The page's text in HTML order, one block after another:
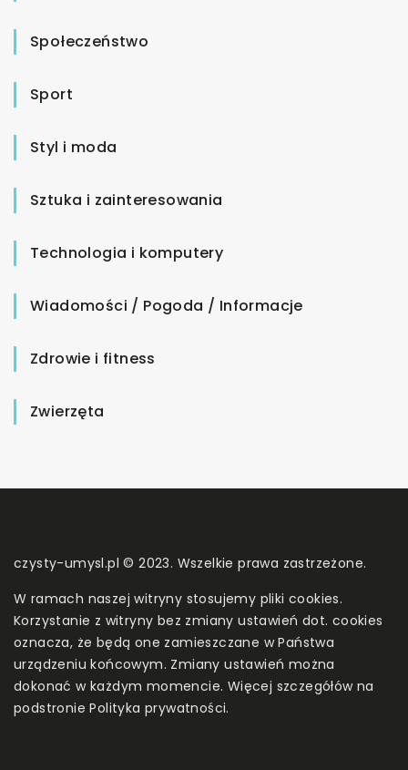
Społeczeństwo
Sport
Styl i moda
Sztuka i zainteresowania
Technologia i komputery
Wiadomości / Pogoda / Informacje
Zdrowie i fitness
Zwierzęta
czysty-umysl.pl © 2023. Wszelkie prawa zastrzeżone.
W ramach naszej witryny stosujemy pliki cookies.
Korzystanie z witryny bez zmiany ustawień dot. cookies
oznacza, że będą one zamieszczane w Państwa
urządzeniu końcowym. Zmiany ustawień można
dokonać w każdym momencie. Więcej szczegółów na
podstroniePolityka prywatności.